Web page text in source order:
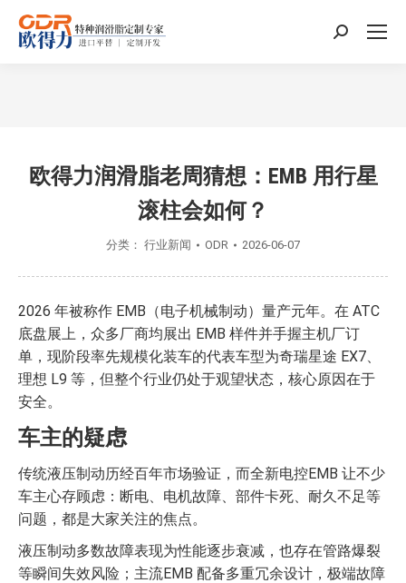
搜
欧得力润滑脂老周猜想：EMB 用行星
滚柱会如何？
分类： 行业新闻 ODR 2026-06-07
2026 年被称作 EMB（电子机械制动）量产元年。在 ATC
底盘展上，众多厂商均展出 EMB 样件并手握主机厂订
单，现阶段率先规模化装车的代表车型为奇瑞星途 EX7、
理想 L9 等，但整个行业仍处于观望状态，核心原因在于
安全。
车主的疑虑
传统液压制动历经百年市场验证，而全新电控EMB 让不少
车主心存顾虑：断电、电机故障、部件卡死、耐久不足等
问题，都是大家关注的焦点。
液压制动多数故障表现为性能逐步衰减，也存在管路爆裂
等瞬间失效风险；主流EMB 配备多重冗余设计，极端故障